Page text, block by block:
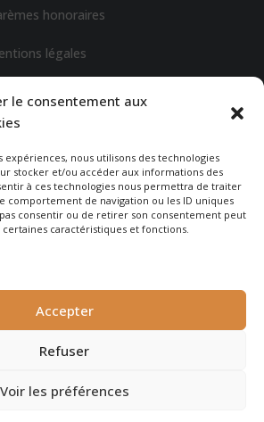
le consentement aux
nous utilisons des technologies
stocker et/ou accéder aux informations des
à ces technologies nous permettra de traiter
comportement de navigation ou les ID uniques
consentir ou de retirer son consentement peut
caractéristiques et fonctions.
Accepter
Refuser
Voir les préférences
honoraires
légales
particulière ?
CONTACTEZ-NOUS
du Cap - site réalisé par